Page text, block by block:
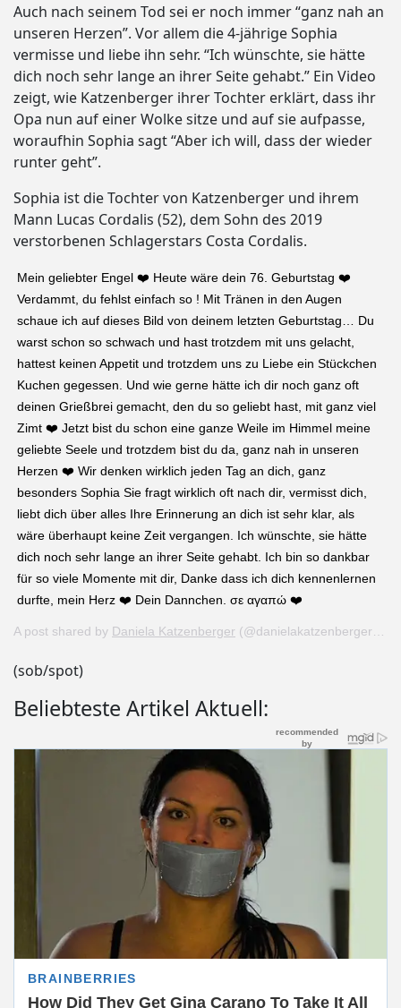
Auch nach seinem Tod sei er noch immer “ganz nah an
unseren Herzen”. Vor allem die 4-jährige Sophia
vermisse und liebe ihn sehr. “Ich wünschte, sie hätte
dich noch sehr lange an ihrer Seite gehabt.” Ein Video
zeigt, wie Katzenberger ihrer Tochter erklärt, dass ihr
Opa nun auf einer Wolke sitze und auf sie aufpasse,
woraufhin Sophia sagt “Aber ich will, dass der wieder
runter geht”.
Sophia ist die Tochter von Katzenberger und ihrem
Mann Lucas Cordalis (52), dem Sohn des 2019
verstorbenen Schlagerstars Costa Cordalis.
Mein geliebter Engel ❤️ Heute wäre dein 76. Geburtstag ❤️
Verdammt, du fehlst einfach so ! Mit Tränen in den Augen
schaue ich auf dieses Bild von deinem letzten Geburtstag… Du
warst schon so schwach und hast trotzdem mit uns gelacht,
hattest keinen Appetit und trotzdem uns zu Liebe ein Stückchen
Kuchen gegessen. Und wie gerne hätte ich dir noch ganz oft
deinen Grießbrei gemacht, den du so geliebt hast, mit ganz viel
Zimt ❤️ Jetzt bist du schon eine ganze Weile im Himmel meine
geliebte Seele und trotzdem bist du da, ganz nah in unseren
Herzen ❤️ Wir denken wirklich jeden Tag an dich, ganz
besonders Sophia Sie fragt wirklich oft nach dir, vermisst dich,
liebt dich über alles Ihre Erinnerung an dich ist sehr klar, als
wäre überhaupt keine Zeit vergangen. Ich wünschte, sie hätte
dich noch sehr lange an ihrer Seite gehabt. Ich bin so dankbar
für so viele Momente mit dir, Danke dass ich dich kennenlernen
durfte, mein Herz ❤️ Dein Dannchen. σε αγαπώ ❤️
A post shared by Daniela Katzenberger (@danielakatzenberger) on
(sob/spot)
Beliebteste Artikel Aktuell: